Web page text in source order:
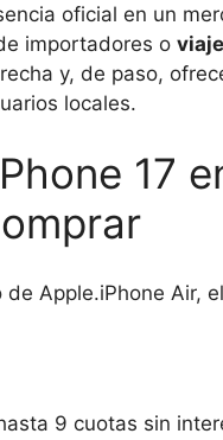
oficial en un
importadores o
y, de paso,
locales.
17
iPhone Air,
9 cuotas sin